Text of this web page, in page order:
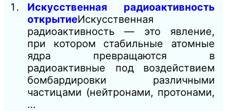
Искусственная радиоактивность
открытиеИскусственная
радиоактивность — это явление,
при котором стабильные атомные
ядра превращаются в
радиоактивные под воздействием
бомбардировки различными
частицами (нейтронами, протонами,
…